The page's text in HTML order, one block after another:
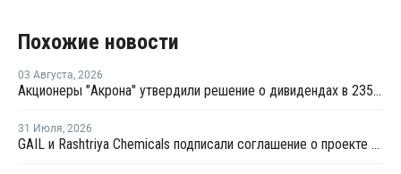
Похожие новости
03 Августа, 2026
Акционеры "Акрона" утвердили решение о дивидендах в 235 рублей на акцию
31 Июля, 2026
GAIL и Rashtriya Chemicals подписали соглашение о проекте по производству удобрений на основе природного газа